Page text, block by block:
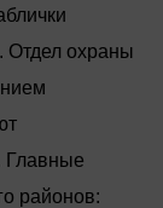
Отдел охраны
Главные
районов: